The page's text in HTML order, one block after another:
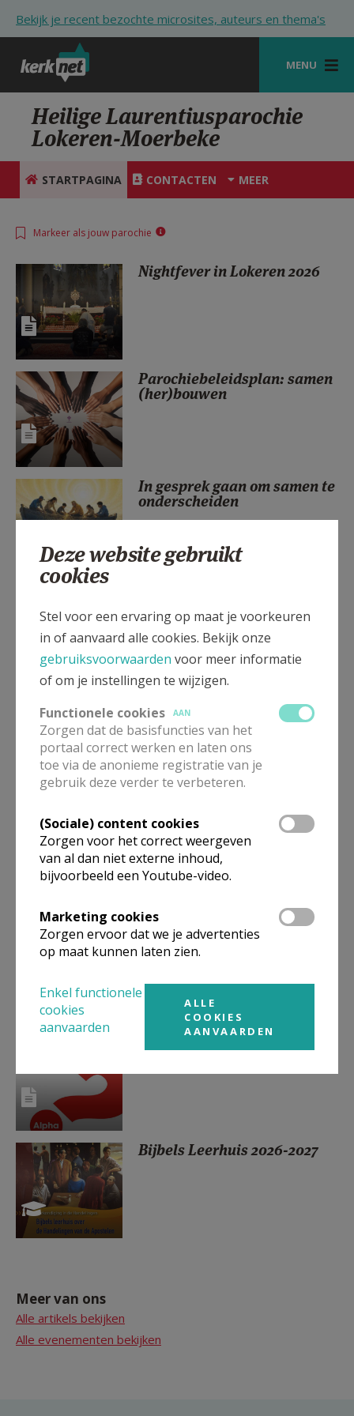
Bekijk je recent bezochte microsites, auteurs en thema's
MENU
STARTPAGINA
KERK
VIERINGEN
ZOEKEN
HULP
STARTPAGINA PORTAAL
MIJN PAROCHIE
AANMELDEN OF REGISTREREN
Heilige Laurentiusparochie
Lokeren-Moerbeke
STARTPAGINA CONTACTEN MEER
Markeer als jouw parochie
Nightfever in Lokeren 2026
Parochiebeleidsplan: samen
(her)bouwen
In gesprek gaan om samen te
onderscheiden
Welkom aan boord!
Op weg naar het Vormsel in
2027!
Welkom bij de Tuinbabbels!
Samen op weg: Van harte
uitgenodigd op onze
Bijbels Leerhuis 2026-2027
Meer van ons
Alle artikels bekijken
Alle evenementen bekijken
Deze website gebruikt
cookies
Stel voor een ervaring op maat je voorkeuren
in of aanvaard alle cookies. Bekijk onze
gebruiksvoorwaarden voor meer informatie
of om je instellingen te wijzigen.
Functionele cookies
AAN
Zorgen dat de basisfuncties van het
portaal correct werken en laten ons
toe via de anonieme registratie van je
gebruik deze verder te verbeteren.
(Sociale) content cookies
Zorgen voor het correct weergeven
van al dan niet externe inhoud,
bijvoorbeeld een Youtube-video.
Marketing cookies
Zorgen ervoor dat we je advertenties
op maat kunnen laten zien.
Enkel functionele
cookies
aanvaarden
ALLE
COOKIES
AANVAARDEN